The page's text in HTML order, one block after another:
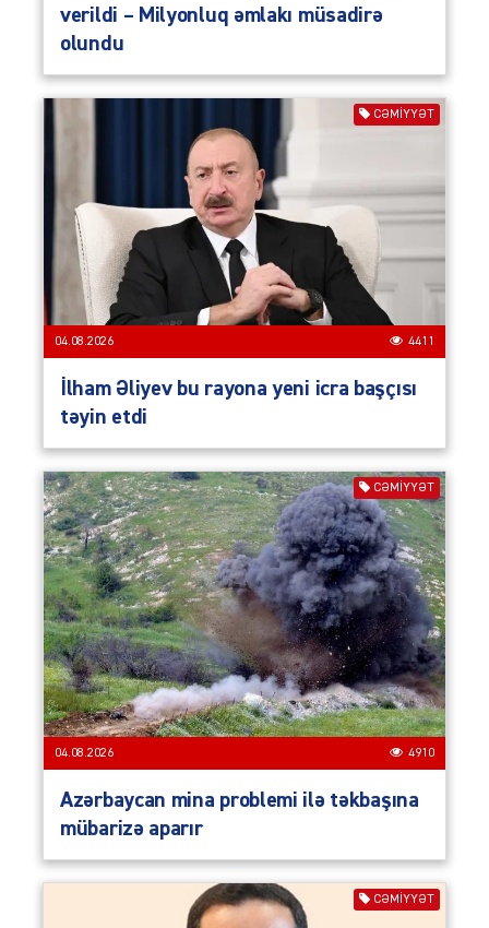
verildi – Milyonluq əmlakı müsadirə
olundu
CƏMIYYƏT
04.08.2026 4411
İlham Əliyev bu rayona yeni icra başçısı
təyin etdi
CƏMIYYƏT
04.08.2026 4910
Azərbaycan mina problemi ilə təkbaşına
mübarizə aparır
CƏMIYYƏT